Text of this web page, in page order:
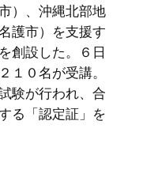
）、沖縄北部地
護市）を支援す
創設した。６日
１０名が受講。
験が行われ、合
る「認定証」を